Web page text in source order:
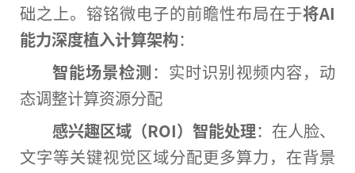
础之上。镕铭微电子的前瞻性布局在于将AI
能力深度植入计算架构：
智能场景检测：实时识别视频内容，动
态调整计算资源分配
感兴趣区域（ROI） 智能处理：在人脸、
文字等关键视觉区域分配更多算力，在背景